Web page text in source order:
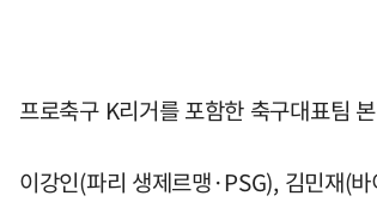
프로축구 K리거를 포함한 축구대표팀
이강인(파리 생제르맹·PSG), 김민재(